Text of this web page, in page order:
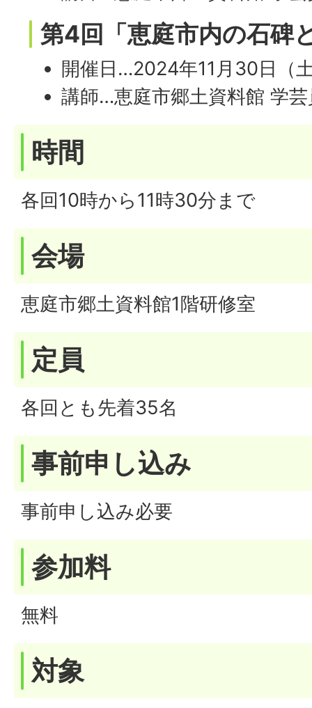
第4回「恵庭市内の石碑
開催日…2024年11月30日（
講師…恵庭市郷土資料館 学
時間
各回10時から11時30分まで
会場
恵庭市郷土資料館1階研修室
定員
各回とも先着35名
事前申し込み
事前申し込み必要
参加料
無料
対象